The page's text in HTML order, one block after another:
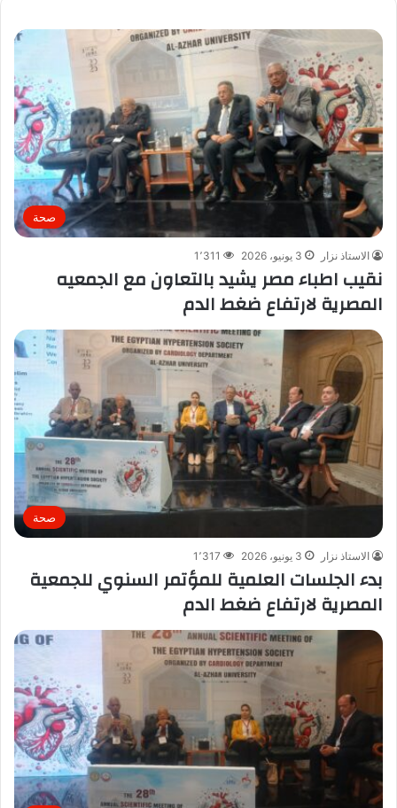
صحة
الاستاذ نزار 3 يونيو، 2026 1٬311
نقيب اطباء مصر يشيد بالتعاون مع الجمعيه
المصرية لارتفاع ضغط الدم
صحة
الاستاذ نزار 3 يونيو، 2026 1٬317
بدء الجلسات العلمية للمؤتمر السنوي للجمعية
المصرية لارتفاع ضغط الدم